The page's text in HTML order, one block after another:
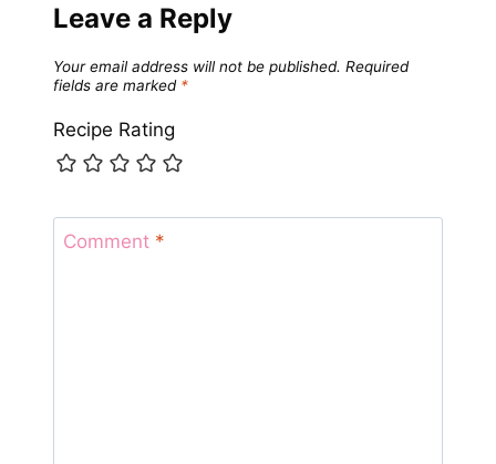
Leave a Reply
Your email address will not be published. Required
fields are marked *
Recipe Rating
Comment *